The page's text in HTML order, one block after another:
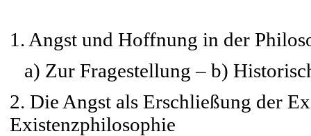
1. Angst und Hoffnung in der
a) Zur Fragestellung – b)
2. Die Angst als Erschließung der
Existenzphilosophie